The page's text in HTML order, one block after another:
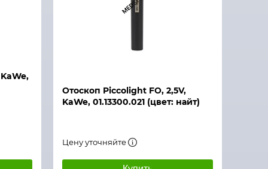
Отоскоп Piccolight FO, 2,5V,
KaWe, 01.13300.021 (цвет: найт)
Цену уточняйте